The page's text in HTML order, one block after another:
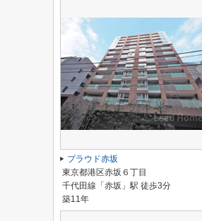
プラウド赤坂
東京都港区赤坂６丁目
千代田線「赤坂」駅 徒歩3分
築11年